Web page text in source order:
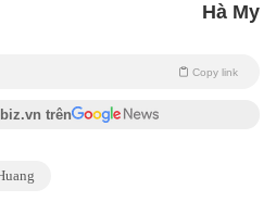
Hà My
Copy link
trên